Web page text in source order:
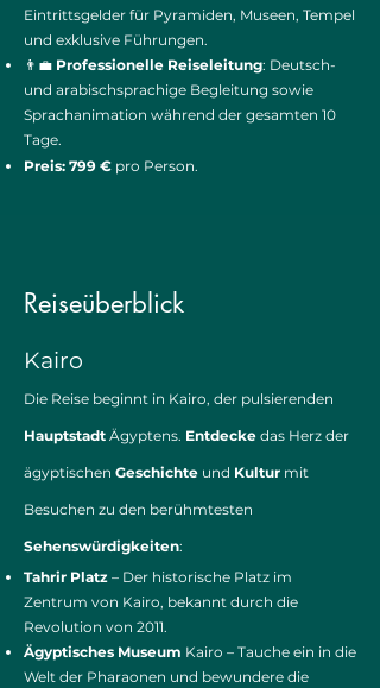
Eintrittsgelder für Pyramiden, Museen, Tempel
und exklusive Führungen.
👨‍💼 Professionelle Reiseleitung: Deutsch-
und arabischsprachige Begleitung sowie
Sprachanimation während der gesamten 10
Tage.
Preis: 799 € pro Person.
Reiseüberblick
Kairo
Die Reise beginnt in Kairo, der pulsierenden
Hauptstadt Ägyptens. Entdecke das Herz der
ägyptischen Geschichte und Kultur mit
Besuchen zu den berühmtesten
Sehenswürdigkeiten:
Tahrir Platz – Der historische Platz im
Zentrum von Kairo, bekannt durch die
Revolution von 2011.
Ägyptisches Museum Kairo – Tauche ein in die
Welt der Pharaonen und bewundere die